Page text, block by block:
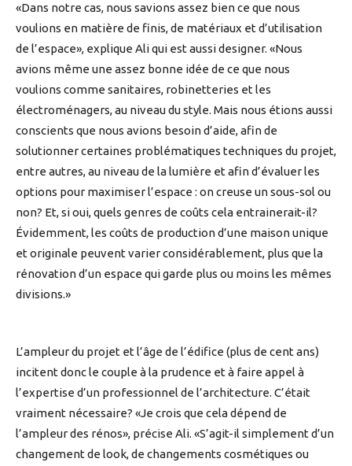
«Dans notre cas, nous savions assez bien ce que nous
voulions en matière de finis, de matériaux et d’utilisation
de l’espace», explique Ali qui est aussi designer. «Nous
avions même une assez bonne idée de ce que nous
voulions comme sanitaires, robinetteries et les
électroménagers, au niveau du style. Mais nous étions aussi
conscients que nous avions besoin d’aide, afin de
solutionner certaines problématiques techniques du projet,
entre autres, au niveau de la lumière et afin d’évaluer les
options pour maximiser l’espace : on creuse un sous-sol ou
non? Et, si oui, quels genres de coûts cela entrainerait-il?
Évidemment, les coûts de production d’une maison unique
et originale peuvent varier considérablement, plus que la
rénovation d’un espace qui garde plus ou moins les mêmes
divisions.»
L’ampleur du projet et l’âge de l’édifice (plus de cent ans)
incitent donc le couple à la prudence et à faire appel à
l’expertise d’un professionnel de l’architecture. C’était
vraiment nécessaire? «Je crois que cela dépend de
l’ampleur des rénos», précise Ali. «S’agit-il simplement d’un
changement de look, de changements cosmétiques ou